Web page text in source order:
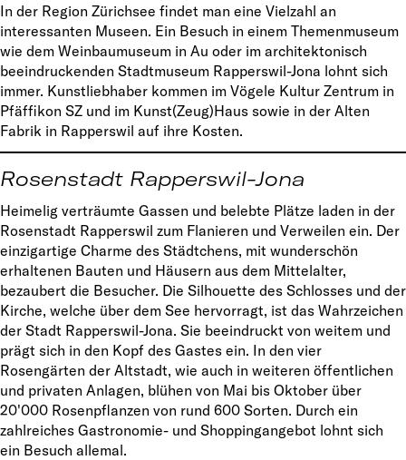
In der Region Zürichsee findet man eine Vielzahl an
interessanten Museen. Ein Besuch in einem Themenmuseum
wie dem Weinbaumuseum in Au oder im architektonisch
beeindruckenden Stadtmuseum Rapperswil-Jona lohnt sich
immer. Kunstliebhaber kommen im Vögele Kultur Zentrum in
Pfäffikon SZ und im Kunst(Zeug)Haus sowie in der Alten
Fabrik in Rapperswil auf ihre Kosten.
Rosenstadt Rapperswil-Jona
Heimelig verträumte Gassen und belebte Plätze laden in der
Rosenstadt Rapperswil zum Flanieren und Verweilen ein. Der
einzigartige Charme des Städtchens, mit wunderschön
erhaltenen Bauten und Häusern aus dem Mittelalter,
bezaubert die Besucher. Die Silhouette des Schlosses und der
Kirche, welche über dem See hervorragt, ist das Wahrzeichen
der Stadt Rapperswil-Jona. Sie beeindruckt von weitem und
prägt sich in den Kopf des Gastes ein. In den vier
Rosengärten der Altstadt, wie auch in weiteren öffentlichen
und privaten Anlagen, blühen von Mai bis Oktober über
20'000 Rosenpflanzen von rund 600 Sorten. Durch ein
zahlreiches Gastronomie- und Shoppingangebot lohnt sich
ein Besuch allemal.